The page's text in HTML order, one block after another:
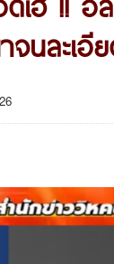
นละเอี